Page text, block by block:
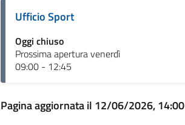
Ufficio Sport
Oggi chiuso
Prossima apertura venerdì
09:00 - 12:45
Pagina aggiornata il 12/06/2026, 14:00